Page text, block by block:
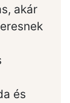
akár
és